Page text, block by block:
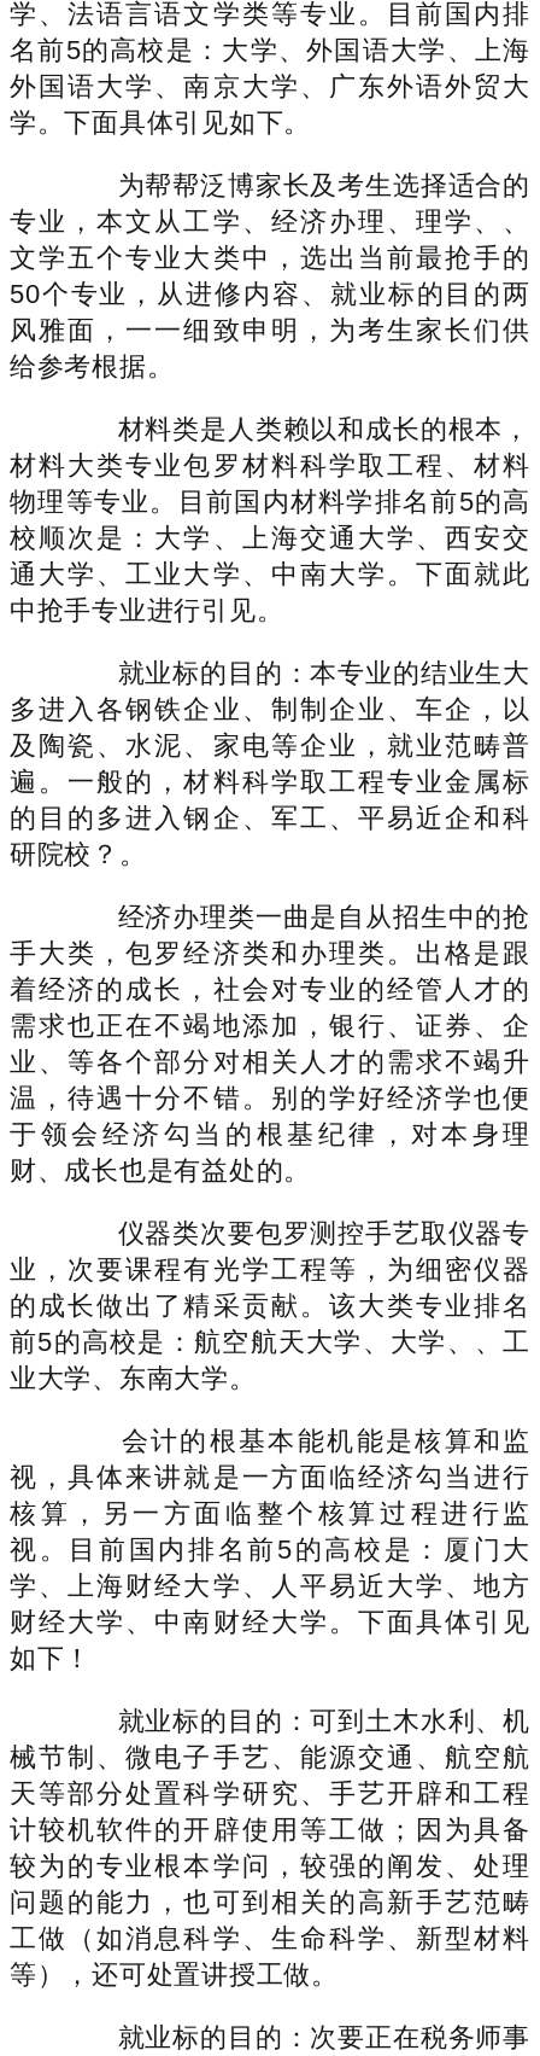
学、法语言语文学类等专业。目前国内排
名前5的高校是：大学、外国语大学、上海
外国语大学、南京大学、广东外语外贸大
学。下面具体引见如下。
为帮帮泛博家长及考生选择适合的
专业，本文从工学、经济办理、理学、、
文学五个专业大类中，选出当前最抢手的
50个专业，从进修内容、就业标的目的两
风雅面，一一细致申明，为考生家长们供
给参考根据。
材料类是人类赖以和成长的根本，
材料大类专业包罗材料科学取工程、材料
物理等专业。目前国内材料学排名前5的高
校顺次是：大学、上海交通大学、西安交
通大学、工业大学、中南大学。下面就此
中抢手专业进行引见。
就业标的目的：本专业的结业生大
多进入各钢铁企业、制制企业、车企，以
及陶瓷、水泥、家电等企业，就业范畴普
遍。一般的，材料科学取工程专业金属标
的目的多进入钢企、军工、平易近企和科
研院校？。
经济办理类一曲是自从招生中的抢
手大类，包罗经济类和办理类。出格是跟
着经济的成长，社会对专业的经管人才的
需求也正在不竭地添加，银行、证券、企
业、等各个部分对相关人才的需求不竭升
温，待遇十分不错。别的学好经济学也便
于领会经济勾当的根基纪律，对本身理
财、成长也是有益处的。
仪器类次要包罗测控手艺取仪器专
业，次要课程有光学工程等，为细密仪器
的成长做出了精采贡献。该大类专业排名
前5的高校是：航空航天大学、大学、、工
业大学、东南大学。
会计的根基本能机能是核算和监
视，具体来讲就是一方面临经济勾当进行
核算，另一方面临整个核算过程进行监
视。目前国内排名前5的高校是：厦门大
学、上海财经大学、人平易近大学、地方
财经大学、中南财经大学。下面具体引见
如下！
就业标的目的：可到土木水利、机
械节制、微电子手艺、能源交通、航空航
天等部分处置科学研究、手艺开辟和工程
计较机软件的开辟使用等工做；因为具备
较为的专业根本学问，较强的阐发、处理
问题的能力，也可到相关的高新手艺范畴
工做（如消息科学、生命科学、新型材料
等），还可处置讲授工做。
就业标的目的：次要正在税务师事